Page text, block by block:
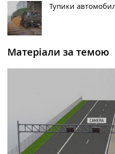
Тупики
Матеріали за темою